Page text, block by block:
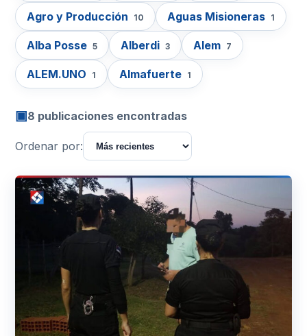
Agro y Producción 10 Aguas Misioneras 1
Alba Posse 5 Alberdi 3 Alem 7
ALEM.UNO 1 Almafuerte 1
▣8 publicaciones encontradas
Ordenar por: